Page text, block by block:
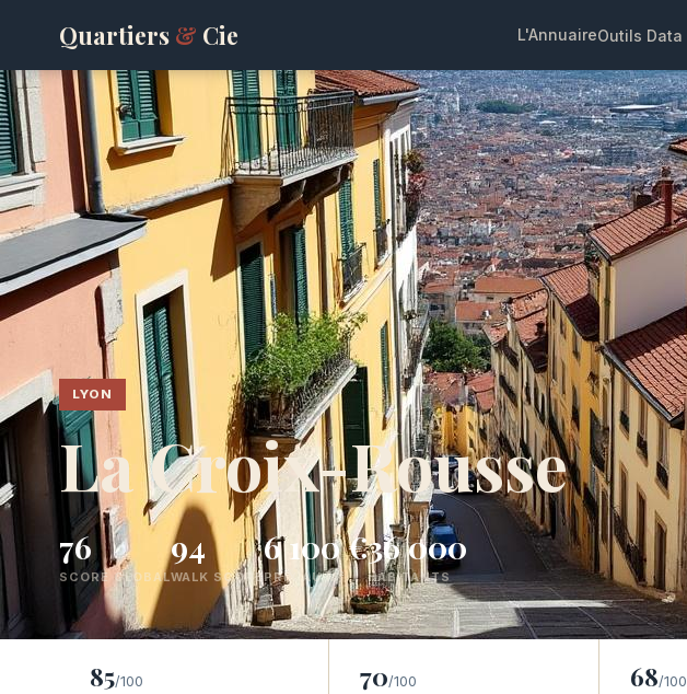
Quartiers & Cie L'AnnuaireOutils Data
LYON
La Croix-Rousse
76
SCORE GLOBAL
94
WALK SCORE
6 100 €
PRIX AU M²
36 000
HABITANTS
85/100 70/100 68/100